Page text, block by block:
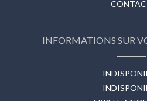
INFORMATIONS SUR